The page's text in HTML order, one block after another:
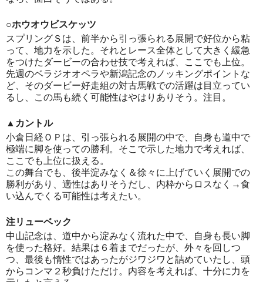
○ホウオウビスケッツ
スプリングＳは、前半から引っ張られる展開で好位から粘
って、地力を示した。それとレース全体として大きく緩急
をつけたダービーの合わせ技で考えれば、ここでも上位。
先週のベラジオオペラや新潟記念のノッキングポイントな
ど、そのダービー好走組の対古馬戦での活躍は目立ってい
るし、この馬も続く可能性はやはりありそう。注目。
▲カントル
小倉日経ＯＰは、引っ張られる展開の中で、自身も道中で
極端に脚を使っての勝利。そこで示した地力で考えれば、
ここでも上位に扱える。
この舞台でも、後半淀みなく＆徐々に上げていく展開での
勝利があり、適性はありそうだし、内枠からロスなく→食
い込んでくる可能性は考えたい。
注リューベック
中山記念は、道中から淀みなく流れた中で、自身も長い脚
を使った格好。結果は６着までだったが、外々を回しつ
つ、最後も惰性ではあったがジワジワと詰めていたし、頭
からコンマ２秒負けただけ。内容を考えれば、十分に力を